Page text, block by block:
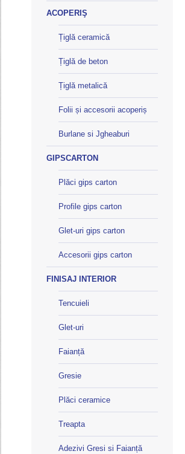
ACOPERIŞ
Țiglă ceramică
Țiglă de beton
Țiglă metalică
Folii și accesorii acoperiș
Burlane si Jgheaburi
GIPSCARTON
Plăci gips carton
Profile gips carton
Glet-uri gips carton
Accesorii gips carton
FINISAJ INTERIOR
Tencuieli
Glet-uri
Faianță
Gresie
Plăci ceramice
Treapta
Adezivi Gresi si Faianță